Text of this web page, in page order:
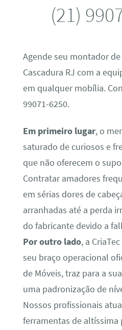
(21)
Agende seu montador
Cascadura RJ com a
em qualquer mobília.
99071-6250.
Em primeiro lugar, o
saturado de curiosos e
que não oferecem o
Contratar amadores
em sérias dores de
arranhadas até a perda
do fabricante devido a
Por outro lado, a
seu braço operacional
de Móveis, traz para a
uma padronização de
Nossos profissionais
ferramentas de altíssima